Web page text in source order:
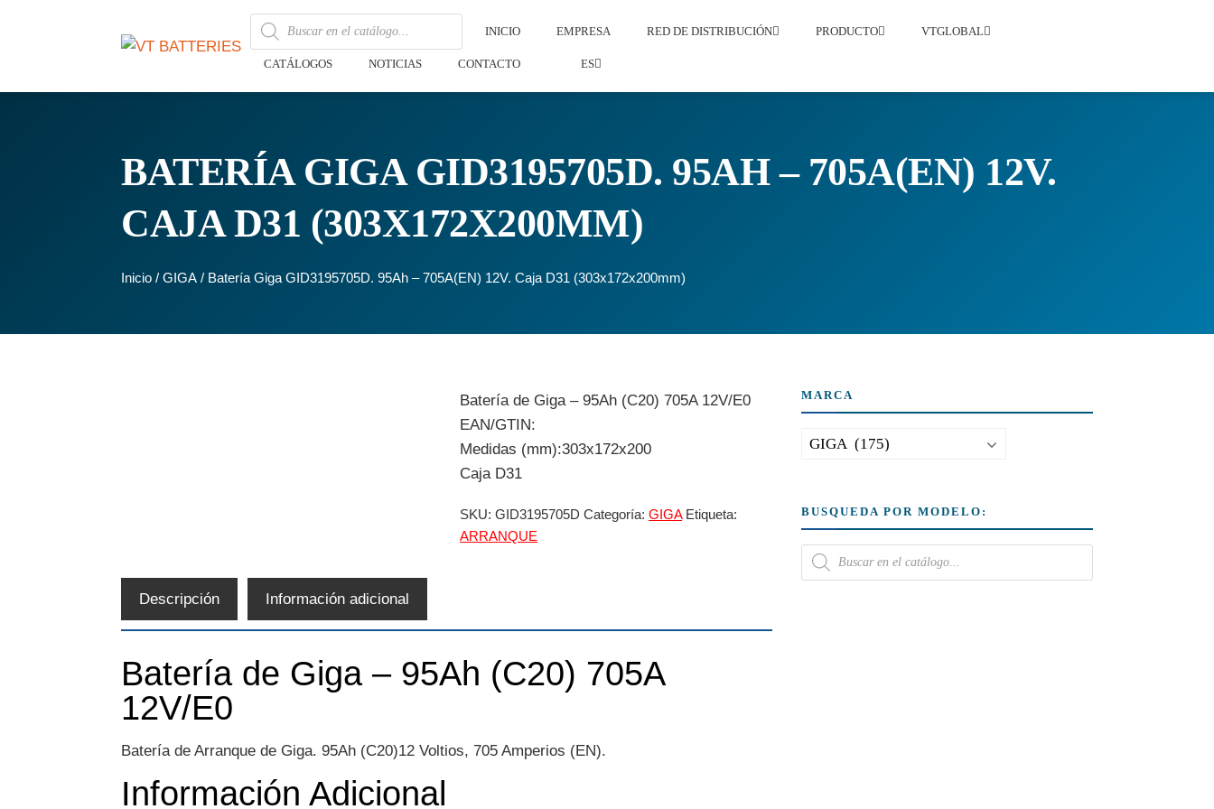
INICIO EMPRESA RED DE DISTRIBUCIÓN PRODUCTO VTGLOBAL
CATÁLOGOS NOTICIAS CONTACTO ES
BATERÍA GIGA GID3195705D. 95AH – 705A(EN) 12V.
CAJA D31 (303X172X200MM)
Inicio /GIGA / Batería Giga GID3195705D. 95Ah – 705A(EN) 12V. Caja D31 (303x172x200mm)
Batería de Giga – 95Ah (C20) 705A 12V/E0
EAN/GTIN:
Medidas (mm):303x172x200
Caja D31
SKU:GID3195705D Categoría:GIGA Etiqueta:
ARRANQUE
Descripción Información adicional
Batería de Giga – 95Ah (C20) 705A
12V/E0
Batería de Arranque de Giga. 95Ah (C20)12 Voltios, 705 Amperios (EN).
Información Adicional
MARCA
BUSQUEDA POR MODELO: